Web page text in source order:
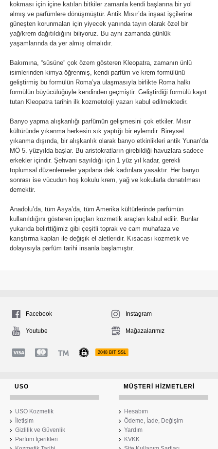
kokması için içine katılan bitkiler zamanla kendi başlarına bir yol
almış ve parfümlere dönüşmüştür. Antik Mısır’da inşaat işçilerine
güneşten korunmaları için yiyecek yanında tayın olarak özel bir
yağ/krem dağıtıldığını biliyoruz. Bu aynı zamanda günlük
yaşamlarında da yer almış olmalıdır.
Bakımına, “süsüne” çok özem gösteren Kleopatra, zamanın ünlü
isimlerinden kimya öğrenmiş, kendi parfüm ve krem formülünü
geliştirmiş bu formülün Roma’ya ulaşmasıyla birlikte Roma halkı
formülün büyücülüğüyle kendinden geçmiştir. Geliştirdiği formülü kayıt
tutan Kleopatra tarihin ilk kozmetoloji yazarı kabul edilmektedir.
Banyo yapma alışkanlığı parfümün gelişmesini çok etkiler. Mısır
kültüründe yıkanma herkesin sık yaptığı bir eylemdir. Bireysel
yıkanma dışında, bir alışkanlık olarak banyo etkinlikleri antik Yunan’da
MÖ 5. yüzyılda başlar. Bu aristokratların girebildiği havuzlara sadece
erkekler içindir. Şehvani sayıldığı için 1 yüz yıl kadar, gerekli
toplumsal düzenlemeler yapılana dek kadınlara yasaktır. Her banyo
sonrası ise vücudun hoş kokulu krem, yağ ve kokularla donatılması
demektir.
Anadolu’da, tüm Asya’da, tüm Amerika kültürlerinde parfümün
kullanıldığını gösteren ipuçları kozmetik araçları kabul edilir. Bunlar
yukarıda belirttiğimiz gibi çeşitli toprak ve cam muhafaza ve
karıştırma kapları ile değişik el aletleridir. Kısacası kozmetik ve
dolayısıyla parfüm tarihi insanla başlamıştır.
Facebook Instagram
Youtube Mağazalarımız
2048 BIT SSL
USO
USO Kozmetik
İletişim
Gizlilik ve Güvenlik
Parfüm İçerikleri
MÜŞTERI HIZMETLERI
Hesabım
Ödeme, İade, Değişim
Yardım
KVKK